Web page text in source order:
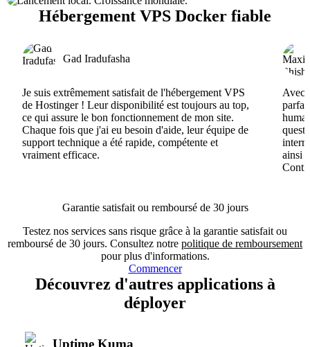
Hébergement VPS Docker fiable
Gad Iradufasha
Je suis extrêmement satisfait de l'hébergement VPS
de Hostinger ! Leur disponibilité est toujours au top,
ce qui assure le bon fonctionnement de mon site.
Chaque fois que j'ai eu besoin d'aide, leur équipe de
support technique a été rapide, compétente et
vraiment efficace.
Avec
ainsi
Garantie satisfait ou remboursé de 30 jours
Testez nos services sans risque grâce à la garantie satisfait ou
remboursé de 30 jours. Consultez notre politique de remboursement
pour plus d'informations.
Commencer
Découvrez d'autres applications à
déployer
Uptime Kuma